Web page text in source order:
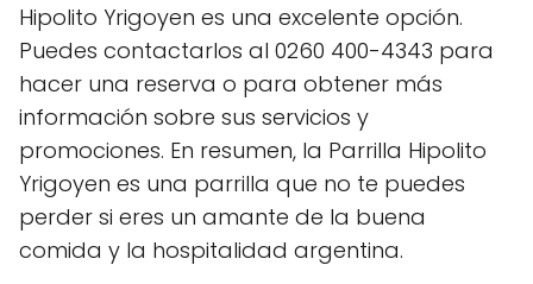
Hipolito Yrigoyen es una excelente opción.
Puedes contactarlos al 0260 400-4343 para
hacer una reserva o para obtener más
información sobre sus servicios y
promociones. En resumen, la Parrilla Hipolito
Yrigoyen es una parrilla que no te puedes
perder si eres un amante de la buena
comida y la hospitalidad argentina.